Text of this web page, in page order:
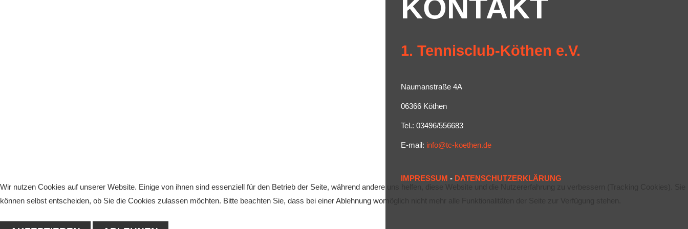
KONTAKT
1. Tennisclub-Köthen e.V.
Naumanstraße 4A
06366 Köthen
Tel.: 03496/556683
E-mail: info@tc-koethen.de
IMPRESSUM - DATENSCHUTZERKLÄRUNG
Wir nutzen Cookies auf unserer Website. Einige von ihnen sind essenziell für den Betrieb der Seite, während andere uns helfen, diese Website und die Nutzererfahrung zu verbessern (Tracking Cookies). Sie
können selbst entscheiden, ob Sie die Cookies zulassen möchten. Bitte beachten Sie, dass bei einer Ablehnung womöglich nicht mehr alle Funktionalitäten der Seite zur Verfügung stehen.